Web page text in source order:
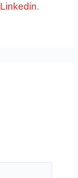
Linkedin.